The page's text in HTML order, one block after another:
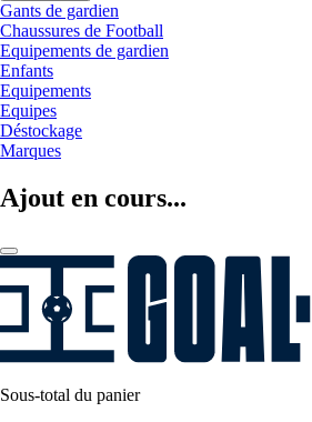
Gants de gardien
Chaussures de Football
Equipements de gardien
Enfants
Equipements
Equipes
Déstockage
Marques
Ajout en cours...
Sous-total du panier